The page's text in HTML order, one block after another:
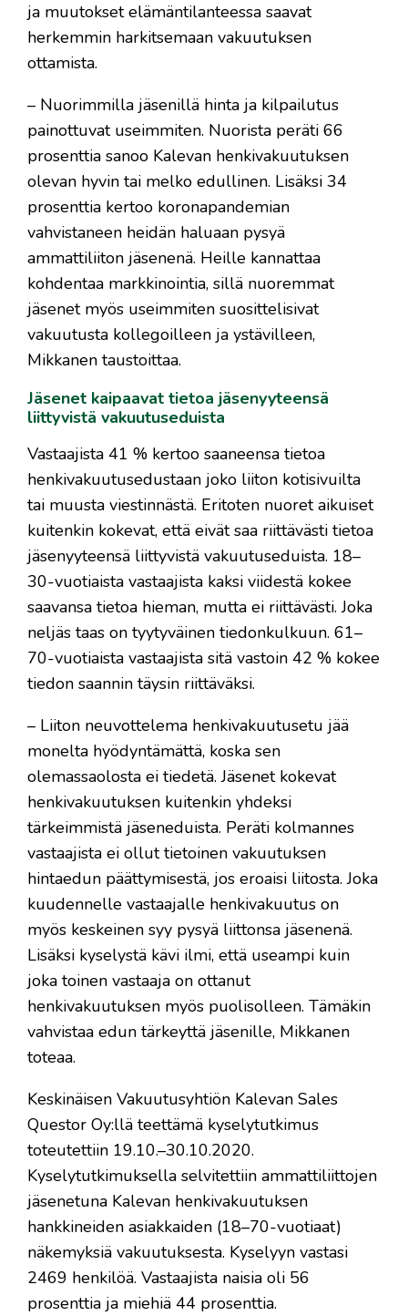
ja muutokset elämäntilanteessa saavat
herkemmin harkitsemaan vakuutuksen
ottamista.
– Nuorimmilla jäsenillä hinta ja kilpailutus
painottuvat useimmiten. Nuorista peräti 66
prosenttia sanoo Kalevan henkivakuutuksen
olevan hyvin tai melko edullinen. Lisäksi 34
prosenttia kertoo koronapandemian
vahvistaneen heidän haluaan pysyä
ammattiliiton jäsenenä. Heille kannattaa
kohdentaa markkinointia, sillä nuoremmat
jäsenet myös useimmiten suosittelisivat
vakuutusta kollegoilleen ja ystävilleen,
Mikkanen taustoittaa.
Jäsenet kaipaavat tietoa jäsenyyteensä
liittyvistä vakuutuseduista
Vastaajista 41 % kertoo saaneensa tietoa
henkivakuutusedustaan joko liiton kotisivuilta
tai muusta viestinnästä. Eritoten nuoret aikuiset
kuitenkin kokevat, että eivät saa riittävästi tietoa
jäsenyyteensä liittyvistä vakuutuseduista. 18–
30-vuotiaista vastaajista kaksi viidestä kokee
saavansa tietoa hieman, mutta ei riittävästi. Joka
neljäs taas on tyytyväinen tiedonkulkuun. 61–
70-vuotiaista vastaajista sitä vastoin 42 % kokee
tiedon saannin täysin riittäväksi.
– Liiton neuvottelema henkivakuutusetu jää
monelta hyödyntämättä, koska sen
olemassaolosta ei tiedetä. Jäsenet kokevat
henkivakuutuksen kuitenkin yhdeksi
tärkeimmistä jäseneduista. Peräti kolmannes
vastaajista ei ollut tietoinen vakuutuksen
hintaedun päättymisestä, jos eroaisi liitosta. Joka
kuudennelle vastaajalle henkivakuutus on
myös keskeinen syy pysyä liittonsa jäsenenä.
Lisäksi kyselystä kävi ilmi, että useampi kuin
joka toinen vastaaja on ottanut
henkivakuutuksen myös puolisolleen. Tämäkin
vahvistaa edun tärkeyttä jäsenille, Mikkanen
toteaa.
Keskinäisen Vakuutusyhtiön Kalevan Sales
Questor Oy:llä teettämä kyselytutkimus
toteutettiin 19.10.–30.10.2020.
Kyselytutkimuksella selvitettiin ammattiliittojen
jäsenetuna Kalevan henkivakuutuksen
hankkineiden asiakkaiden (18–70-vuotiaat)
näkemyksiä vakuutuksesta. Kyselyyn vastasi
2469 henkilöä. Vastaajista naisia oli 56
prosenttia ja miehiä 44 prosenttia.